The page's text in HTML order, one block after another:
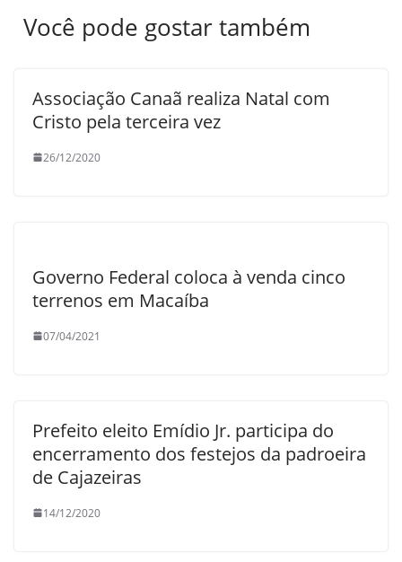
Você pode gostar também
Associação Canaã realiza Natal com
Cristo pela terceira vez
26/12/2020
Governo Federal coloca à venda cinco
terrenos em Macaíba
07/04/2021
Prefeito eleito Emídio Jr. participa do
encerramento dos festejos da padroeira
de Cajazeiras
14/12/2020